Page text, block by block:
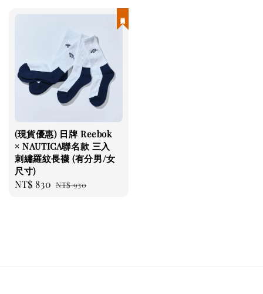
(現貨優惠) 日牌 Reebok
× NAUTICA聯名款 三入
刺繡羅紋長襪 (有分男/女
尺寸)
Sale
NT$ 830 Regular
NT$ 930